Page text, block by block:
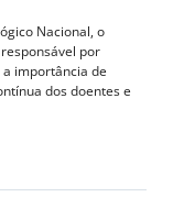
Nacional, o
por
importância de
dos doentes e